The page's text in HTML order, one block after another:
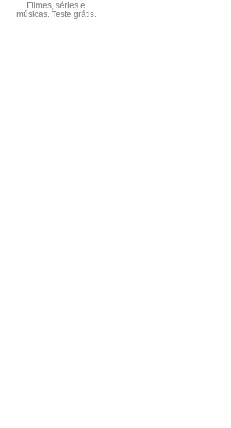
Filmes, séries e
músicas. Teste grátis.